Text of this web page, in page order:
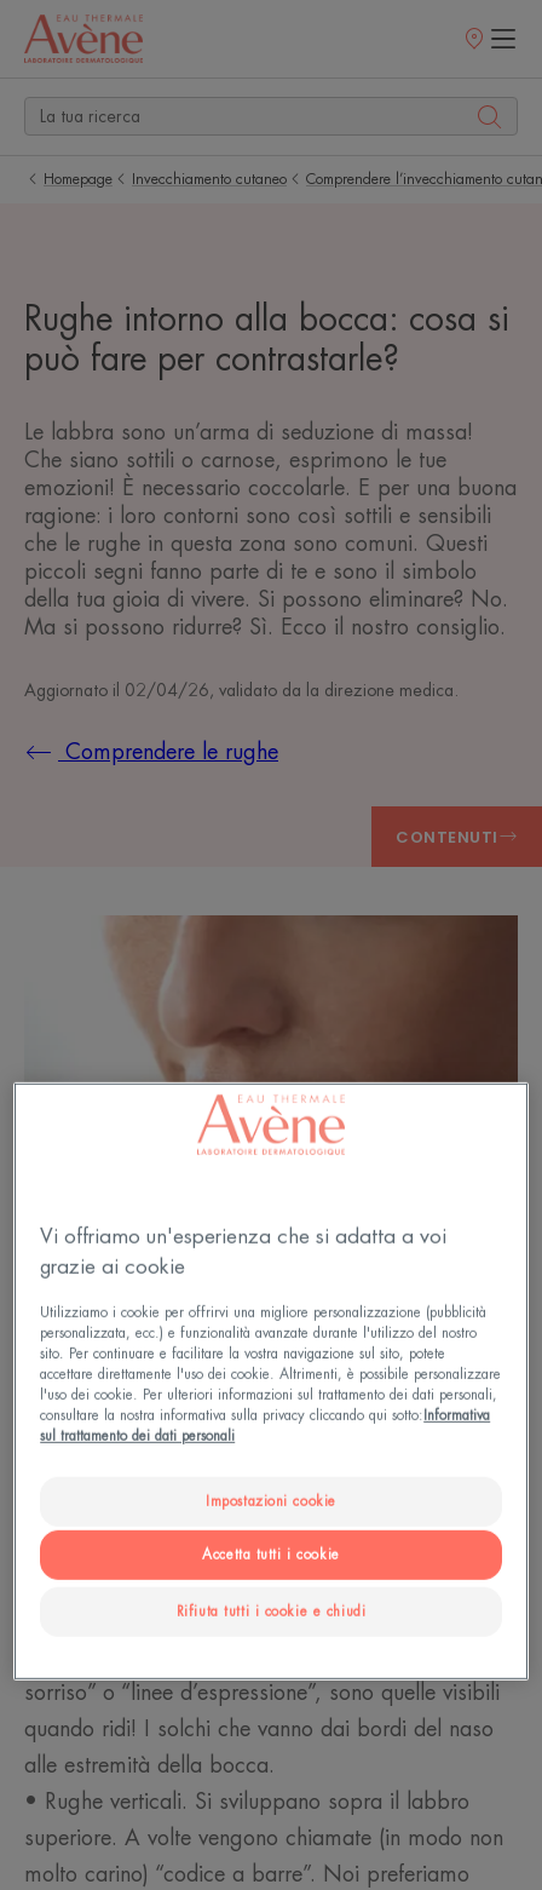
Punti
Homepage Invecchiamento cutaneo Comprendere l’invecchiamento
Rughe intorno alla bocca: cosa si
può fare per contrastarle?
Le labbra sono un’arma di seduzione di massa!
Che siano sottili o carnose, esprimono le tue
emozioni! È necessario coccolarle. E per una buona
ragione: i loro contorni sono così sottili e sensibili
che le rughe in questa zona sono comuni. Questi
piccoli segni fanno parte di te e sono il simbolo
della tua gioia di vivere. Si possono eliminare? No.
Ma si possono ridurre? Sì. Ecco il nostro consiglio.
Aggiornato il 02/04/26 , validato da la direzione medica
Comprendere le rughe
CONTENUTI
I tre tipi di rughe della bocca
Come puoi immaginare, ci sono diversi tipi di
rughe periorali (intorno alla bocca):
sorriso” o “linee d’espressione”, sono quelle visibili
quando ridi! I solchi che vanno dai bordi del naso
alle estremità della bocca.
• Rughe verticali. Si sviluppano sopra il labbro
superiore. A volte vengono chiamate (in modo non
molto carino) “codice a barre”. Noi preferiamo
Vi offriamo un'esperienza che si adatta a voi
grazie ai cookie
Utilizziamo i cookie per offrirvi una migliore personalizzazione (pubblicità
personalizzata, ecc.) e funzionalità avanzate durante l'utilizzo del nostro
sito. Per continuare e facilitare la vostra navigazione sul sito, potete
accettare direttamente l'uso dei cookie. Altrimenti, è possibile personalizzare
l'uso dei cookie. Per ulteriori informazioni sul trattamento dei dati personali,
consultare la nostra informativa sulla privacy cliccando qui sotto: Informativa
sul trattamento dei dati personali
Impostazioni cookie
Rifiuta tutti i cookie e chiudi
Accetta tutti i cookie